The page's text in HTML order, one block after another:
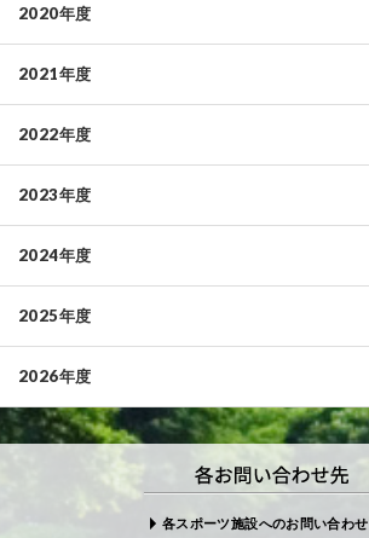
2020年度
2021年度
2022年度
2023年度
2024年度
2025年度
2026年度
各スポーツ施設へのお問い合わせ